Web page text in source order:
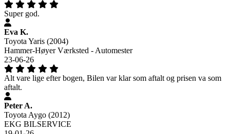
Super god.
Eva K.
Toyota Yaris (2004)
Hammer-Høyer Værksted - Automester
23-06-26
Alt vare lige efter bogen, Bilen var klar som aftalt og prisen va som
aftalt.
Peter A.
Toyota Aygo (2012)
EKG BILSERVICE